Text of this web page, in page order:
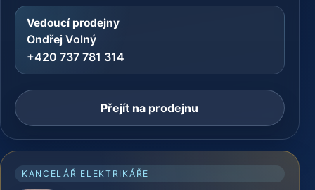
Vedoucí prodejny
Ondřej Volný
+420 737 781 314
Přejít na prodejnu
KANCELÁŘ ELEKTRIKÁŘE